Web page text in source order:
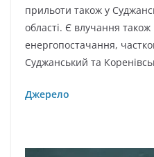
прильоти також у
області. Є влучання також
енергопостачання,
Суджанський та
Джерело